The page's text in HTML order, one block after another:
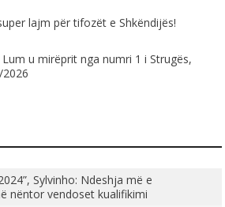
lajm për tifozët e Shkëndijës!
u mirëprit nga numri 1 i Strugës,
Sylvinho: Ndeshja më e
nëntor vendoset kualifikimi